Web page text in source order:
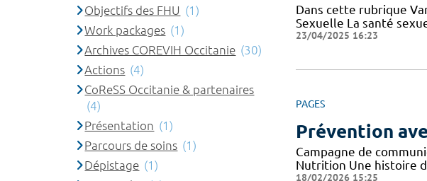
Dans cette rubrique
Sexuelle La santé
23/04/2025 16:23
PAGES
Prévention
Campagne de
Nutrition Une histoire
18/02/2026 15:25
Objectifs des FHU (1)
Work packages (1)
Archives COREVIH Occitanie (30)
Actions (4)
CoReSS Occitanie & partenaires
(4)
Présentation (1)
Parcours de soins (1)
Dépistage (1)